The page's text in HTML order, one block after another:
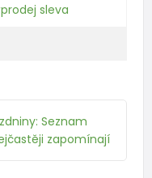
sleva
Seznam
zapomínají